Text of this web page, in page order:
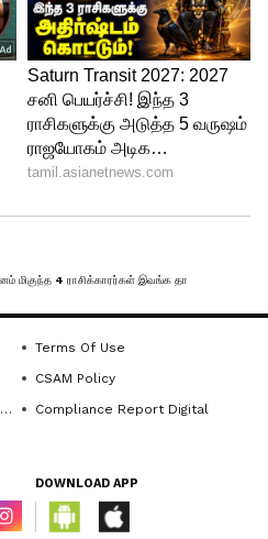
Terms Of Use
CSAM Policy
Compliance Report Digital
DOWNLOAD APP